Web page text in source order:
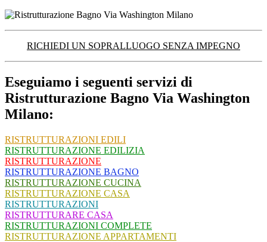
RICHIEDI UN SOPRALLUOGO SENZA IMPEGNO
Eseguiamo i seguenti servizi di
Ristrutturazione Bagno Via Washington
Milano:
RISTRUTTURAZIONI EDILI
RISTRUTTURAZIONE EDILIZIA
RISTRUTTURAZIONE
RISTRUTTURAZIONE BAGNO
RISTRUTTURAZIONE CUCINA
RISTRUTTURAZIONE CASA
RISTRUTTURAZIONI
RISTRUTTURARE CASA
RISTRUTTURAZIONI COMPLETE
RISTRUTTURAZIONE APPARTAMENTI